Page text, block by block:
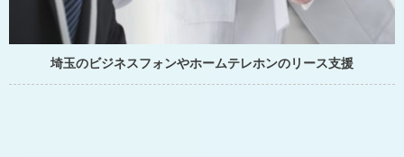
埼玉のビジネスフォンやホームテレホンのリース支援